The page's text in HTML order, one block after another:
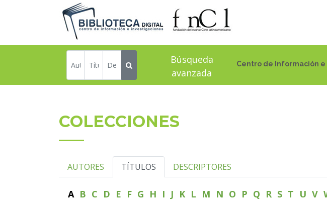
Centro de Información
Búsqueda
avanzada
COLECCIONES
AUTORES TÍTULOS DESCRIPTORES
A B C D E F G H I J K L M N O P Q R S T U V